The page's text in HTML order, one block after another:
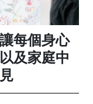
每個身心
及家庭中